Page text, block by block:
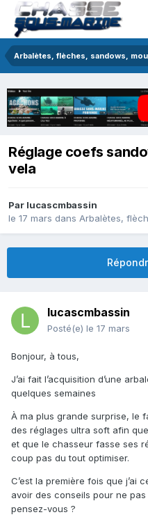
Arbalètes, flèches, sandows,
Réglage coefs
vela
Par lucascmbassin
le 17 mars dans Arbalètes,
lucascmbassin
Posté(e) le 17 mars
Bonjour, à tous,
J’ai fait l’acquisition d’une
quelques semaines
À ma plus grande surprise, le
des réglages ultra soft afin
et que le chasseur fasse ses
coup pas du tout optimiser.
C’est la première fois que j’ai
avoir des conseils pour ne pas
pensez-vous ?